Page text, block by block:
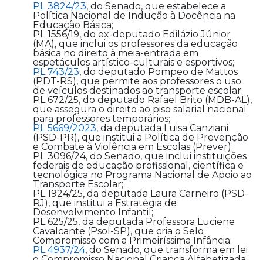
PL 3824/23, do Senado, que estabelece a
Política Nacional de Indução à Docência na
Educação Básica;
PL 1556/19, do ex-deputado Edilázio Júnior
(MA), que inclui os professores da educação
básica no direito à meia-entrada em
espetáculos artístico-culturais e esportivos;
PL 743/23, do deputado Pompeo de Mattos
(PDT-RS), que permite aos professores o uso
de veículos destinados ao transporte escolar;
PL 672/25, do deputado Rafael Brito (MDB-AL),
que assegura o direito ao piso salarial nacional
para professores temporários;
PL 5669/2023, da deputada Luisa Canziani
(PSD-PR), que institui a Política de Prevenção
e Combate à Violência em Escolas (Prever);
PL 3096/24, do Senado, que inclui instituições
federais de educação profissional, científica e
tecnológica no Programa Nacional de Apoio ao
Transporte Escolar;
PL 1924/25, da deputada Laura Carneiro (PSD-
RJ), que institui a Estratégia de
Desenvolvimento Infantil;
PL 625/25, da deputada Professora Luciene
Cavalcante (Psol-SP), que cria o Selo
Compromisso com a Primeiríssima Infância;
PL 4937/24, do Senado, que transforma em lei